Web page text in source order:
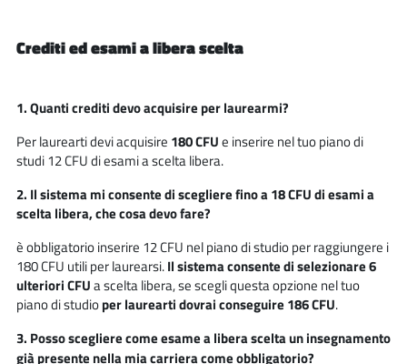
Crediti ed esami a libera scelta
1. Quanti crediti devo acquisire per laurearmi?
Per laurearti devi acquisire 180 CFUe inserire nel tuo piano di
studi 12 CFU di esami a scelta libera.
2. Il sistema mi consente di scegliere fino a 18 CFU di esami a
scelta libera, che cosa devo fare?
è obbligatorio inserire 12 CFU nel piano di studio per raggiungere i
180 CFU utili per laurearsi.Il sistema consente di selezionare 6
ulteriori CFUa scelta libera, se scegli questa opzione nel tuo
piano di studioper laurearti dovrai conseguire 186 CFU.
3. Posso scegliere come esame a libera scelta un insegnamento
già presente nella mia carriera come obbligatorio?